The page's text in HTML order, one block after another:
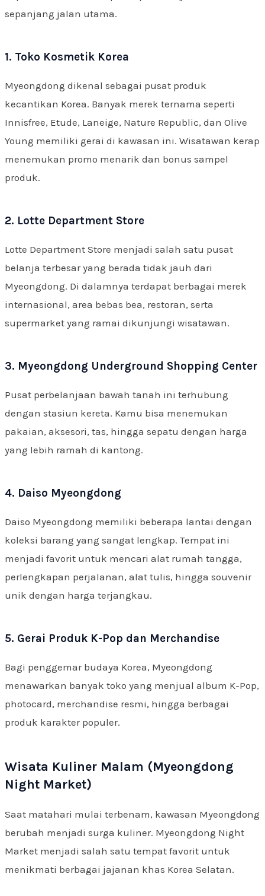
sepanjang jalan utama.
1. Toko Kosmetik Korea
Myeongdong dikenal sebagai pusat produk
kecantikan Korea. Banyak merek ternama seperti
Innisfree, Etude, Laneige, Nature Republic, dan Olive
Young memiliki gerai di kawasan ini. Wisatawan kerap
menemukan promo menarik dan bonus sampel
produk.
2. Lotte Department Store
Lotte Department Store menjadi salah satu pusat
belanja terbesar yang berada tidak jauh dari
Myeongdong. Di dalamnya terdapat berbagai merek
internasional, area bebas bea, restoran, serta
supermarket yang ramai dikunjungi wisatawan.
3. Myeongdong Underground Shopping Center
Pusat perbelanjaan bawah tanah ini terhubung
dengan stasiun kereta. Kamu bisa menemukan
pakaian, aksesori, tas, hingga sepatu dengan harga
yang lebih ramah di kantong.
4. Daiso Myeongdong
Daiso Myeongdong memiliki beberapa lantai dengan
koleksi barang yang sangat lengkap. Tempat ini
menjadi favorit untuk mencari alat rumah tangga,
perlengkapan perjalanan, alat tulis, hingga souvenir
unik dengan harga terjangkau.
5. Gerai Produk K-Pop dan Merchandise
Bagi penggemar budaya Korea, Myeongdong
menawarkan banyak toko yang menjual album K-Pop,
photocard, merchandise resmi, hingga berbagai
produk karakter populer.
Wisata Kuliner Malam (Myeongdong
Night Market)
Saat matahari mulai terbenam, kawasan Myeongdong
berubah menjadi surga kuliner. Myeongdong Night
Market menjadi salah satu tempat favorit untuk
menikmati berbagai jajanan khas Korea Selatan.